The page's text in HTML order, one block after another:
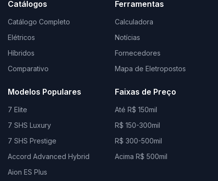
Catálogos
Catálogo Completo
Elétricos
Híbridos
Comparativo
Ferramentas
Calculadora
Notícias
Fornecedores
Mapa de Eletropostos
Modelos Populares
7 Elite
7 SHS Luxury
7 SHS Prestige
Accord Advanced Hybrid
Aion ES Plus
Faixas de Preço
Até R$ 150mil
R$ 150-300mil
R$ 300-500mil
Acima R$ 500mil